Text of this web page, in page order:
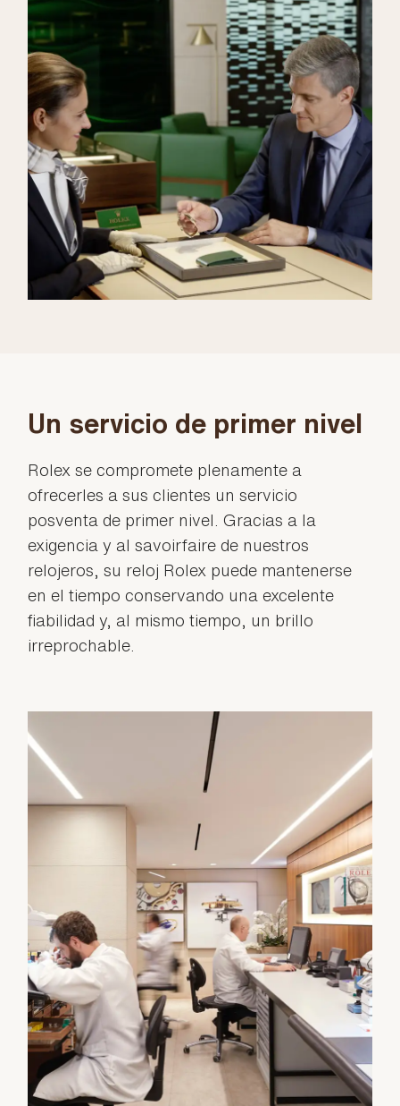
Un servicio de primer nivel
Rolex se compromete plenamente a
ofrecerles a sus clientes un servicio
posventa de primer nivel. Gracias a la
exigencia y al savoirfaire de nuestros
relojeros, su reloj Rolex puede mantenerse
en el tiempo conservando una excelente
fiabilidad y, al mismo tiempo, un brillo
irreprochable.